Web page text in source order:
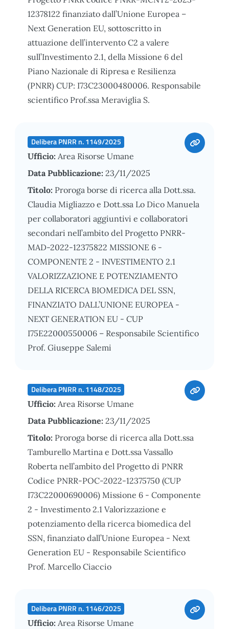
12378122 finanziato dall’Unione Europea –
Next Generation EU, sottoscritto in
attuazione dell’intervento C2 a valere
sull’Investimento 2.1, della Missione 6 del
Piano Nazionale di Ripresa e Resilienza
(PNRR) CUP: I73C23000480006. Responsabile
scientifico Prof.ssa Meraviglia S.
Delibera PNRR n. 1149/2025
Ufficio: Area Risorse Umane
Data Pubblicazione: 23/11/2025
Titolo: Proroga borse di ricerca alla Dott.ssa.
Claudia Migliazzo e Dott.ssa Lo Dico Manuela
per collaboratori aggiuntivi e collaboratori
secondari nell’ambito del Progetto PNRR-
MAD-2022-12375822 MISSIONE 6 -
COMPONENTE 2 - INVESTIMENTO 2.1
VALORIZZAZIONE E POTENZIAMENTO
DELLA RICERCA BIOMEDICA DEL SSN,
FINANZIATO DALL’UNIONE EUROPEA -
NEXT GENERATION EU - CUP
I75E22000550006 – Responsabile Scientifico
Prof. Giuseppe Salemi
Delibera PNRR n. 1148/2025
Ufficio: Area Risorse Umane
Data Pubblicazione: 23/11/2025
Titolo: Proroga borse di ricerca alla Dott.ssa
Tamburello Martina e Dott.ssa Vassallo
Roberta nell’ambito del Progetto di PNRR
Codice PNRR-POC-2022-12375750 (CUP
I73C22000690006) Missione 6 - Componente
2 - Investimento 2.1 Valorizzazione e
potenziamento della ricerca biomedica del
SSN, finanziato dall’Unione Europea - Next
Generation EU - Responsabile Scientifico
Prof. Marcello Ciaccio
Delibera PNRR n. 1146/2025
Ufficio: Area Risorse Umane